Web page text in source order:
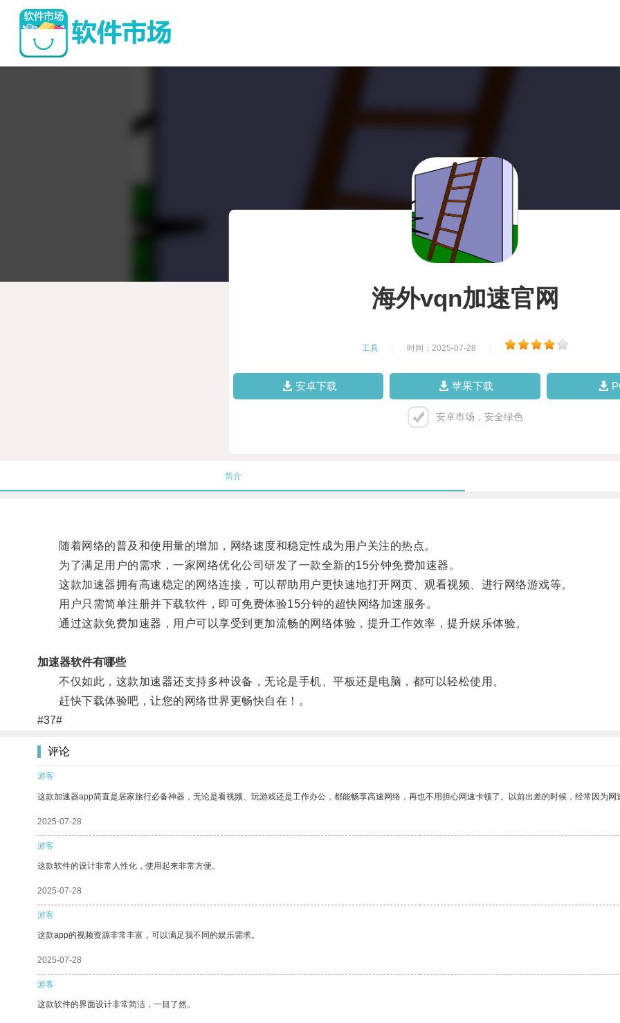
海外vqn加速官网
工具 时间：2025-07-28
安卓下载 苹果下载
安卓市场，安全绿色
简介
随着网络的普及和使用量的增加，网络速度和稳定性成为用户关注的热点。
为了满足用户的需求，一家网络优化公司研发了一款全新的15分钟免费加速器。
这款加速器拥有高速稳定的网络连接，可以帮助用户更快速地打开网页、观看视频、进行网络游戏等。
用户只需简单注册并下载软件，即可免费体验15分钟的超快网络加速服务。
通过这款免费加速器，用户可以享受到更加流畅的网络体验，提升工作效率，提升娱乐体验。
加速器软件有哪些
不仅如此，这款加速器还支持多种设备，无论是手机、平板还是电脑，都可以轻松使用。
赶快下载体验吧，让您的网络世界更畅快自在！。
#37#
评论
游客
这款加速器app简直是居家旅行必备神器，无论是看视频、玩游戏还是工作办公，都能畅享高速网络，再也不用担心网速卡顿了。以前出差的时候，经常因为
2025-07-28
游客
这款软件的设计非常人性化，使用起来非常方便。
2025-07-28
游客
这款app的视频资源非常丰富，可以满足我不同的娱乐需求。
2025-07-28
游客
这款软件的界面设计非常简洁，一目了然。